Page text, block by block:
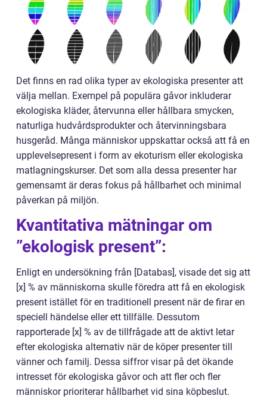
Det finns en rad olika typer av ekologiska presenter att
välja mellan. Exempel på populära gåvor inkluderar
ekologiska kläder, återvunna eller hållbara smycken,
naturliga hudvårdsprodukter och återvinningsbara
husgeråd. Många människor uppskattar också att få en
upplevelsepresent i form av ekoturism eller ekologiska
matlagningskurser. Det som alla dessa presenter har
gemensamt är deras fokus på hållbarhet och minimal
påverkan på miljön.
Kvantitativa mätningar om
”ekologisk present”:
Enligt en undersökning från [Databas], visade det sig att
[x] % av människorna skulle föredra att få en ekologisk
present istället för en traditionell present när de firar en
speciell händelse eller ett tillfälle. Dessutom
rapporterade [x] % av de tillfrågade att de aktivt letar
efter ekologiska alternativ när de köper presenter till
vänner och familj. Dessa siffror visar på det ökande
intresset för ekologiska gåvor och att fler och fler
människor prioriterar hållbarhet vid sina köpbeslut.